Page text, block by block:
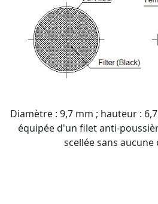
Diamètre : 9,7 mm ; hauteur :
équipée d'un filet anti-
scellée sans